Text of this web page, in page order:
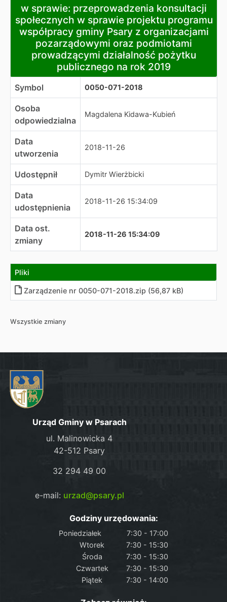
w sprawie: przeprowadzenia konsultacji społecznych
w sprawie: przeprowadzenia konsultacji
społecznych w sprawie projektu programu
współpracy gminy Psary z organizacjami
pozarządowymi oraz podmiotami
prowadzącymi działalność pożytku
publicznego na rok 2019
Symbol 0050-071-2018
Osoba
odpowiedzialna
Magdalena Kidawa-Kubień
Data
utworzenia
2018-11-26
Udostępnił Dymitr Wierżbicki
Data
udostępnienia
2018-11-26 15:34:09
Data ost.
zmiany
2018-11-26 15:34:09
Pliki
Zarządzenie nr 0050-071-2018.zip (56,87 kB)
Wszystkie zmiany
Urząd Gminy w Psarach
ul. Malinowicka 4
42-512 Psary
32 294 49 00
e-mail: urzad@psary.pl
Godziny urzędowania:
Poniedziałek
7:30 - 17:00
Wtorek
7:30 - 15:30
Środa
7:30 - 15:30
Czwartek
7:30 - 15:30
Piątek
7:30 - 14:00